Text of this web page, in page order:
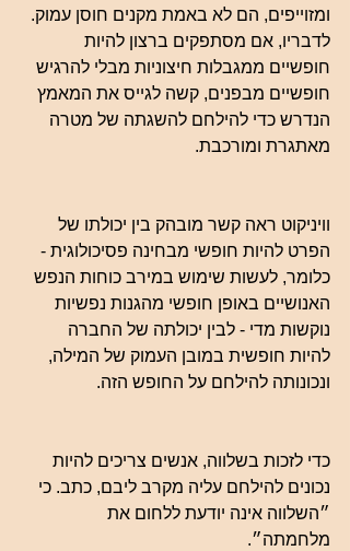
ומזוייפים, הם לא באמת מקנים חוסן עמוק.
לדבריו, אם מסתפקים ברצון להיות
חופשיים ממגבלות חיצוניות מבלי להרגיש
חופשיים מבפנים, קשה לגייס את המאמץ
הנדרש כדי להילחם להשגתה של מטרה
מאתגרת ומורכבת.
וויניקוט ראה קשר מובהק בין יכולתו של
הפרט להיות חופשי מבחינה פסיכולוגית -
כלומר, לעשות שימוש במירב כוחות הנפש
האנושיים באופן חופשי מהגנות נפשיות
נוקשות מדי - לבין יכולתה של החברה
להיות חופשית במובן העמוק של המילה,
ונכונותה להילחם על החופש הזה.
כדי לזכות בשלווה, אנשים צריכים להיות
נכונים להילחם עליה מקרב ליבם, כתב. כי
״השלווה אינה יודעת ללחום את
מלחמתה״.